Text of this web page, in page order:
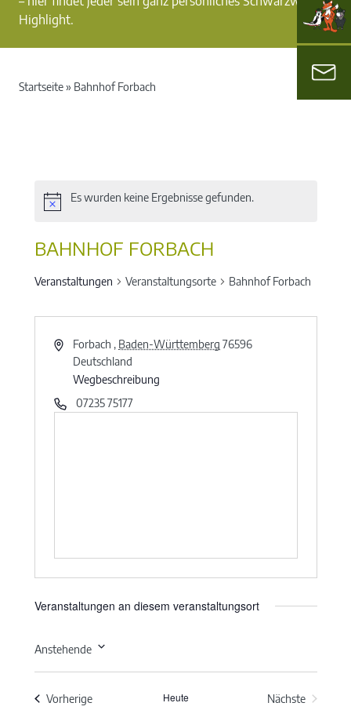
Highlight.
Startseite» Bahnhof Forbach
Es wurden keine Ergebnisse gefunden.
BAHNHOF FORBACH
Veranstaltungen Veranstaltungsorte Bahnhof Forbach
Forbach , Baden-Württemberg 76596
Deutschland
Wegbeschreibung
07235 75177
Veranstaltungen an diesem veranstaltungsort
Anstehende
VorherigeVeranstaltungenHeute
Nächste